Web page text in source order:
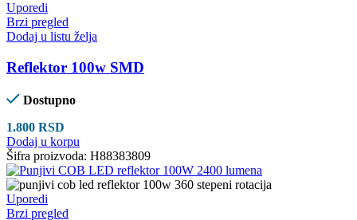
Uporedi
Brzi pregled
Dodaj u listu želja
Reflektor 100w SMD
Dostupno
1.800 RSD
Dodaj u korpu
Šifra proizvoda: H88383809
Uporedi
Brzi pregled